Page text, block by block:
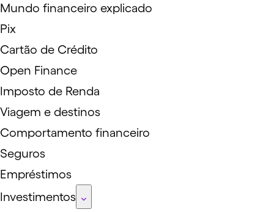
Mundo financeiro explicado
Pix
Cartão de Crédito
Open Finance
Imposto de Renda
Viagem e destinos
Comportamento financeiro
Seguros
Empréstimos
Investimentos